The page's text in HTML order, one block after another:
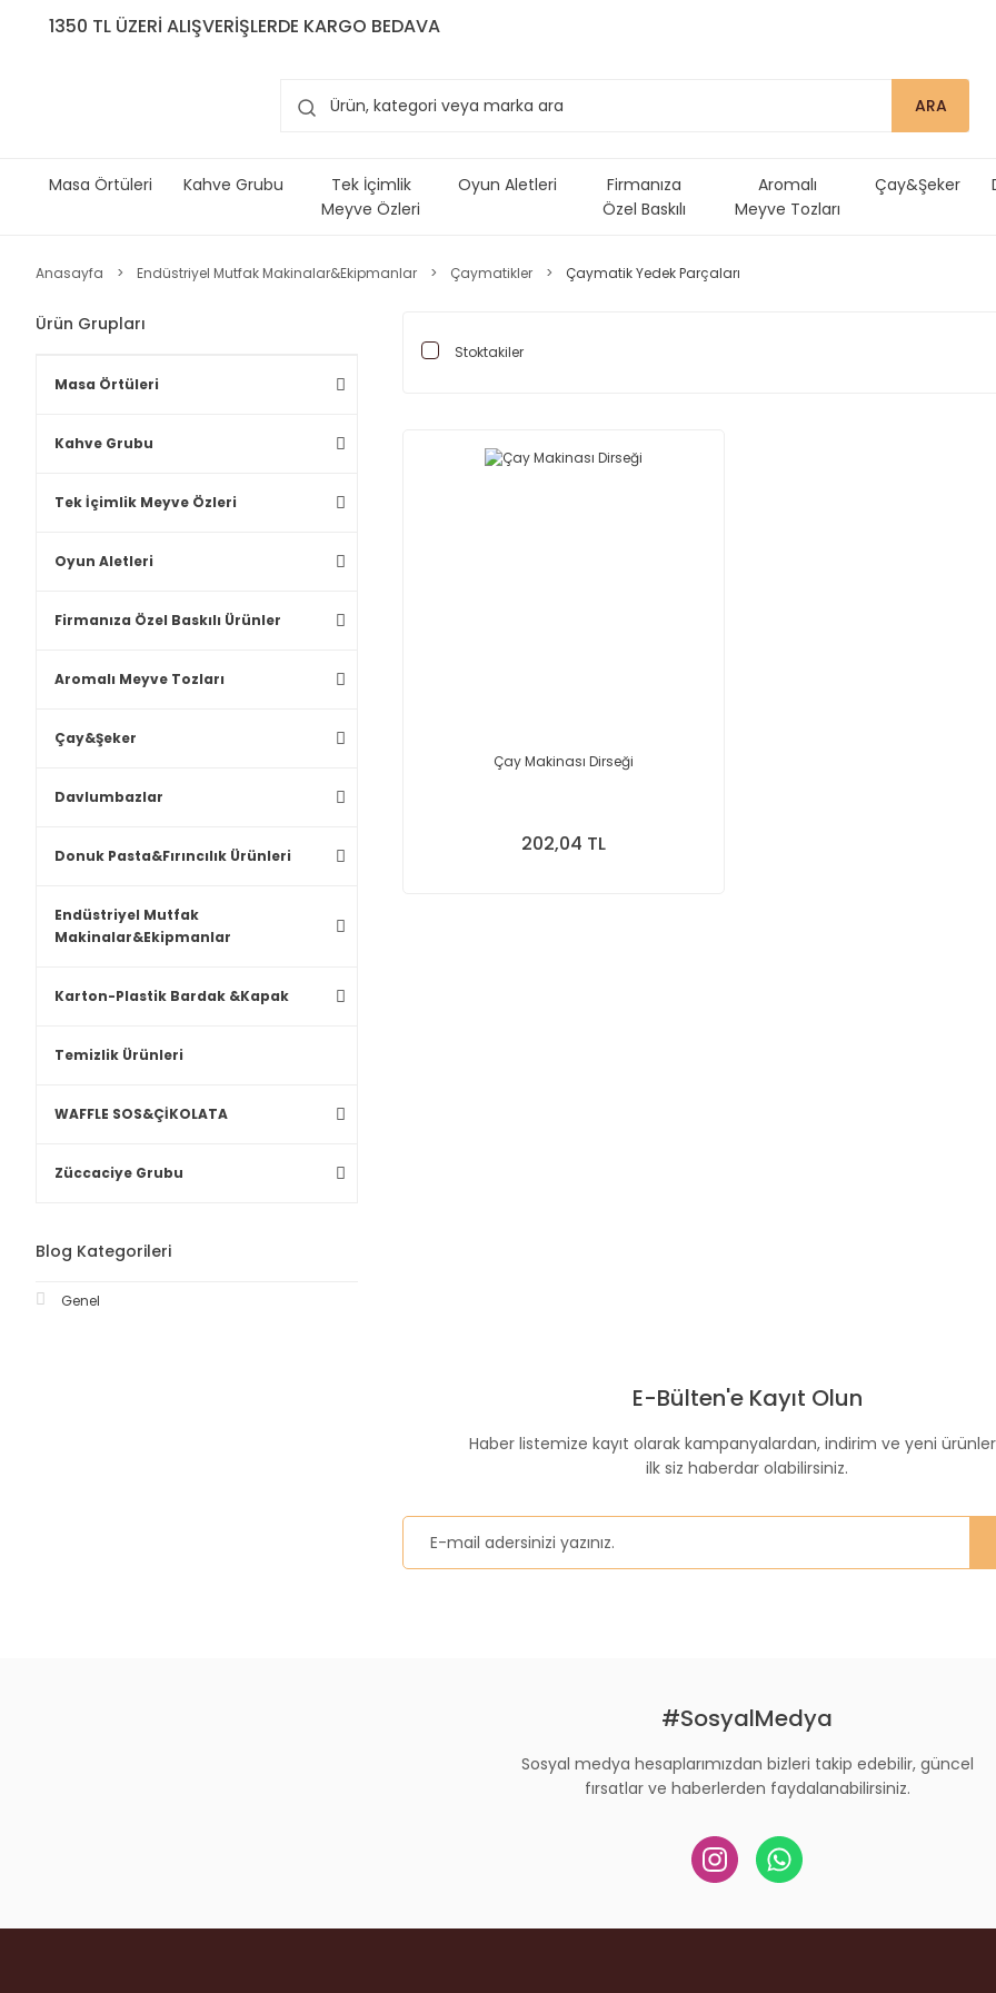
1350 TL ÜZERİ ALIŞVERİŞLERDE KARGO BEDAVA
ARA
Masa Örtüleri Kahve Grubu
Tek İçimlik
Meyve Özleri
Oyun Aletleri
Firmanıza
Özel Baskılı
Aromalı
Meyve Tozları
Çay&Şeker
Anasayfa Endüstriyel Mutfak Makinalar&Ekipmanlar Çaymatikler Çaymatik Yedek Parçaları
Ürün Grupları
Masa Örtüleri
Kahve Grubu
Tek İçimlik Meyve Özleri
Oyun Aletleri
Firmanıza Özel Baskılı Ürünler
Aromalı Meyve Tozları
Çay&Şeker
Davlumbazlar
Donuk Pasta&Fırıncılık Ürünleri
Endüstriyel Mutfak
Makinalar&Ekipmanlar
Karton-Plastik Bardak &Kapak
Temizlik Ürünleri
WAFFLE SOS&ÇİKOLATA
Züccaciye Grubu
Blog Kategorileri
Genel
Stoktakiler
Çay Makinası Dirseği
202,04 TL
E-Bülten'e Kayıt Olun
Haber listemize kayıt olarak kampanyalardan, indirim ve yeni
ilk siz haberdar olabilirsiniz.
#SosyalMedya
Sosyal medya hesaplarımızdan bizleri takip edebilir, güncel
fırsatlar ve haberlerden faydalanabilirsiniz.